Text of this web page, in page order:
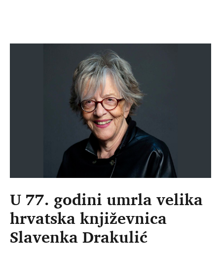
U 77. godini umrla velika
hrvatska književnica
Slavenka Drakulić